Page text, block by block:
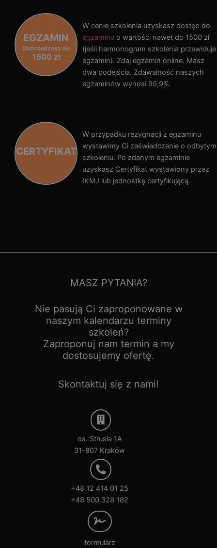
EGZAMIN
Oszczędzasz do
1500 zł
W cenie szkolenia uzyskasz dostęp do
egzaminu o wartości nawet do 1500 zł
(jeśli harmonogram szkolenia przewiduje
egzamin). Zdaj egzamin online. Masz
dwa podejścia. Zdawalność naszych
egzaminów wynosi 99,9%.
CERTYFIKAT
W przypadku rezygnacji z egzaminu
wystawimy Ci zaświadczenie o odbytym
szkoleniu. Po zdanym egzaminie
uzyskasz Certyfikat wystawiony przez
IKMJ lub jednostkę certyfikującą.
MASZ PYTANIA?
Nie pasują Ci zaproponowane w
naszym kalendarzu terminy
szkoleń?
Zaproponuj nam termin a my
dostosujemy ofertę.
Skontaktuj się z nami!
os. Strusia 1A
31-807 Kraków
+48 12 414 01 25
+48 500 328 182
formularz